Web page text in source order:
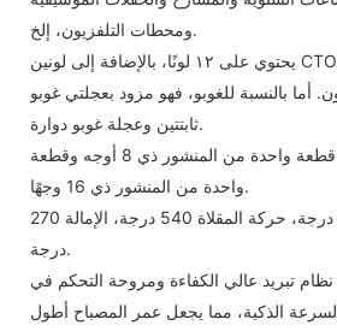
ومحطات التلفزيون، إلخ.
يحتوي على ١٢ لونًا، بالإضافة إلى لونين CTO، وCTB، وCMY، وأبيض
أما بالنسبة للغوبو، فهو مزود بعجلتي غوبو
ثابتتين وعجلة غوبو دوارة.
كما تحتوي أيضًا على قطعة واحدة من المنشور ذي 8 أوجه وقطعة
واحدة من المنشور ذي 16 وجهًا.
زاوية الشعاع 2.3-50 درجة، حركة المقلاة 540 درجة، الإمالة 270
درجة.
تبريد عالي الكفاءة ومروحة التحكم في